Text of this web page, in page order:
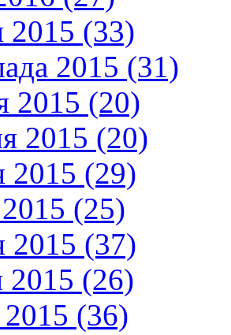
2015 (33)
2015 (31)
2015 (20)
2015 (20)
2015 (29)
(25)
2015 (37)
2015 (26)
2015 (36)